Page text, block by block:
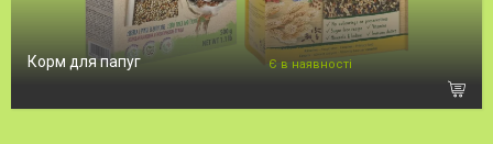
Корм для папуг Є в наявності